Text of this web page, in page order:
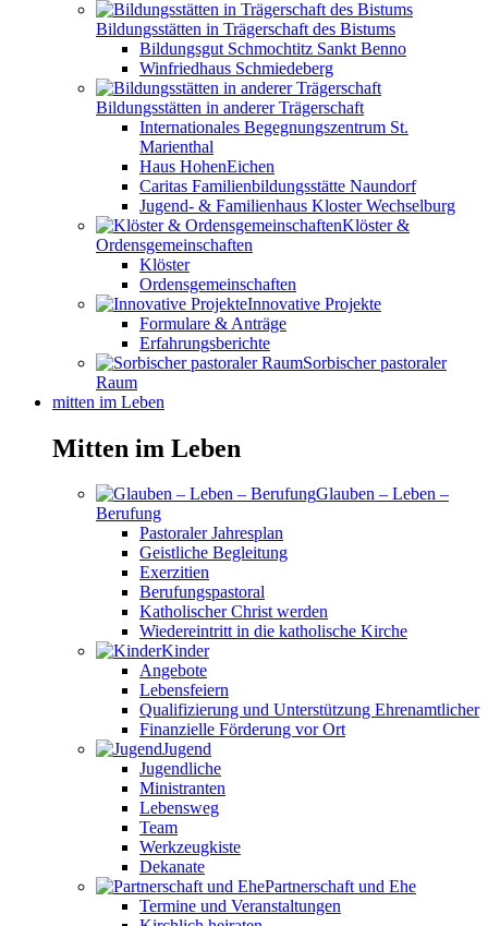
Bildungsstätten in Trägerschaft des Bistums
Bildungsgut Schmochtitz Sankt Benno
Winfriedhaus Schmiedeberg
Bildungsstätten in anderer Trägerschaft
Internationales Begegnungszentrum St.
Marienthal
Haus HohenEichen
Caritas Familienbildungsstätte Naundorf
Jugend- & Familienhaus Kloster Wechselburg
Klöster &
Ordensgemeinschaften
Klöster
Ordensgemeinschaften
Innovative Projekte
Formulare & Anträge
Erfahrungsberichte
Sorbischer pastoraler
Raum
mitten im Leben
Mitten im Leben
Glauben – Leben –
Berufung
Pastoraler Jahresplan
Geistliche Begleitung
Exerzitien
Berufungspastoral
Katholischer Christ werden
Wiedereintritt in die katholische Kirche
Kinder
Angebote
Lebensfeiern
Qualifizierung und Unterstützung Ehrenamtlicher
Finanzielle Förderung vor Ort
Jugend
Jugendliche
Ministranten
Lebensweg
Team
Werkzeugkiste
Dekanate
Partnerschaft und Ehe
Termine und Veranstaltungen